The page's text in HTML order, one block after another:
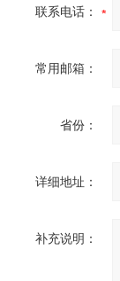
联系电话：
常用邮箱：
省份：
详细地址：
补充说明：